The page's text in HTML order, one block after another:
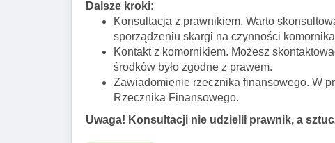
Dalsze kroki:
Konsultacja z prawnikiem. Warto
sporządzeniu skargi na czynności
Kontakt z komornikiem. Możesz
środków było zgodne z prawem.
Zawiadomienie rzecznika finansowego. W
Rzecznika Finansowego.
Uwaga! Konsultacji nie udzielił prawnik, a